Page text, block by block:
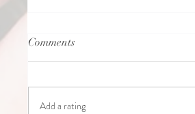
Motherwort.
Comments
Add a rating